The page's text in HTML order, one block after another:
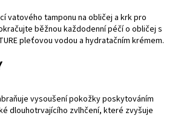
vatového tamponu na obličej a krk pro
běžnou každodenní péčí o obličej s
pleťovou vodou a hydratačním krémem.
vysoušení pokožky poskytováním
dlouhotrvajícího zvlhčení, které zvyšuje